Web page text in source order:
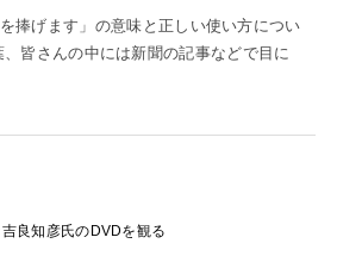
を捧げます」の意味と正しい使い方につい
皆さんの中には新聞の記事などで目に
良知彦氏のDVDを観る